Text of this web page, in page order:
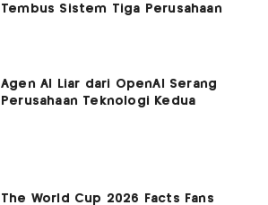
Tembus Sistem Tiga Perusahaan
Agen AI Liar dari OpenAI Serang
Perusahaan Teknologi Kedua